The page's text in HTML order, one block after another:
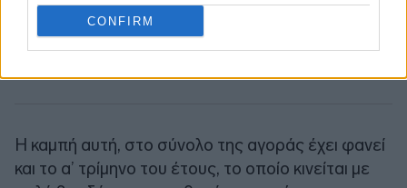
CONFIRM
Η καμπή αυτή, στο σύνολο της αγοράς έχει φανεί
και το α’ τρίμηνο του έτους, το οποίο κινείται με